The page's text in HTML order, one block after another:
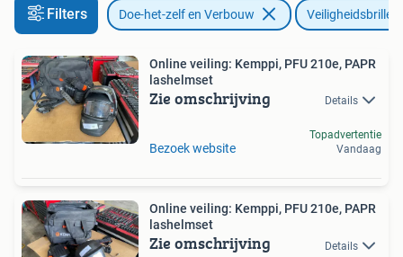
Filters Doe-het-zelf en Verbouw Veiligheidsbrillen
Online veiling: Kemppi, PFU 210e, PAPR
lashelmset
Zie omschrijving Details
Bezoek website
Topadvertentie
Vandaag
Online veiling: Kemppi, PFU 210e, PAPR
lashelmset
Zie omschrijving Details